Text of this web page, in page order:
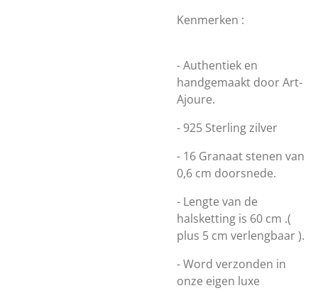
Kenmerken :
- Authentiek en
handgemaakt doorArt-
Ajoure.
- 925 Sterling zilver
- 16 Granaat stenen van
0,6 cm doorsnede.
- Lengte van de
halsketting is 60 cm .(
plus 5 cm verlengbaar ).
- Word verzonden in
onze eigen luxe